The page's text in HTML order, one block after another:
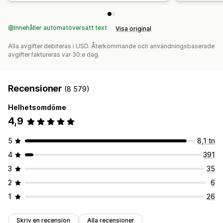
Innehåller automatöversatt text Visa original
Alla avgifter debiteras i USD. Återkommande och användningsbaserade
avgifter faktureras var 30:e dag.
Recensioner (8 579)
Helhetsomdöme
4,9
5
8,1 tn
4
391
3
35
2
6
1
26
Skriv en recension Alla recensioner